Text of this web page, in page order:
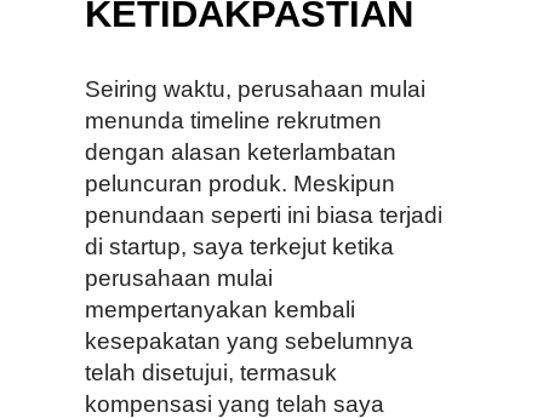
KETIDAKPASTIAN
Seiring waktu, perusahaan mulai
menunda timeline rekrutmen
dengan alasan keterlambatan
peluncuran produk. Meskipun
penundaan seperti ini biasa terjadi
di startup, saya terkejut ketika
perusahaan mulai
mempertanyakan kembali
kesepakatan yang sebelumnya
telah disetujui, termasuk
kompensasi yang telah saya